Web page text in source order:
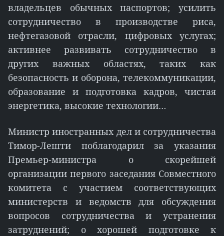
владельцев обычных паспортов; усилить
сотрудничество в производстве риса,
нефтегазовой отрасли, цифровых услугах;
активнее развивать сотрудничество в
других важных областях, таких как
безопасность и оборона, телекоммуникации,
образование и подготовка кадров, чистая
энергетика, высокие технологии…
Министр иностранных дел и сотрудничества
Тимор-Лешти поблагодарил за указания
Премьер-министра о скорейшей
организации первого заседания Совместного
комитета с участием соответствующих
министерств и ведомств для обсуждения
вопросов сотрудничества и устранения
затруднений; о хорошей подготовке к